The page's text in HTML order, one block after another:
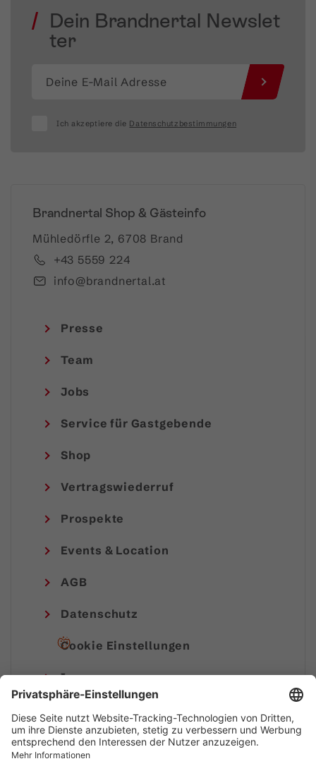
Dein Brandnertal Newslet
ter
Ich akzeptiere die Datenschutzbestimmungen
Brandnertal Shop & Gästeinfo
Mühledörfle 2, 6708 Brand
+43 5559 224
info@brandnertal.at
Presse
Team
Jobs
Service für Gastgebende
Shop
Vertragswiederruf
Prospekte
Events & Location
AGB
Datenschutz
Cookie Einstellungen
Impressum